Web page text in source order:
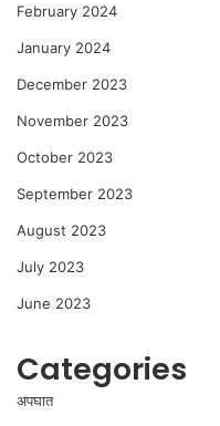
February 2024
January 2024
December 2023
November 2023
October 2023
September 2023
August 2023
July 2023
June 2023
Categories
अपघात